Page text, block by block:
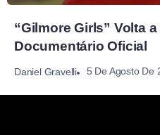
“Gilmore Girls” Volta
Documentário Oficial
Daniel Gravelli 5 De Agosto De